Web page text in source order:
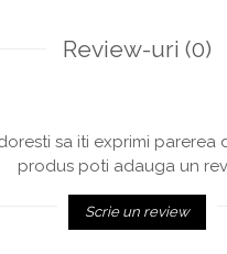
Review-uri (0)
sa iti exprimi parerea
produs poti adauga un
Scrie un review